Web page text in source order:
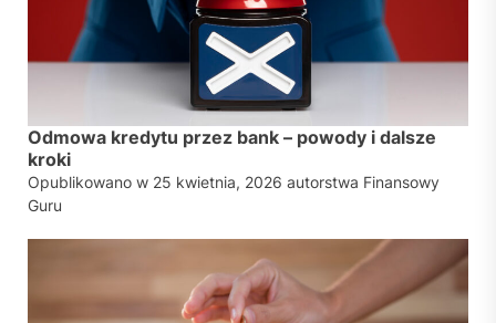
Odmowa kredytu przez bank – powody i dalsze
kroki
Opublikowano w 25 kwietnia, 2026 autorstwa Finansowy
Guru